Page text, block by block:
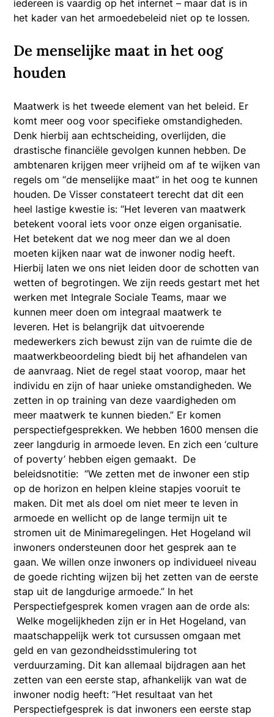
iedereen is vaardig op het internet – maar dat is in
het kader van het armoedebeleid niet op te lossen.
De menselijke maat in het oog
houden
Maatwerk is het tweede element van het beleid. Er
komt meer oog voor specifieke omstandigheden.
Denk hierbij aan echtscheiding, overlijden, die
drastische financiële gevolgen kunnen hebben. De
ambtenaren krijgen meer vrijheid om af te wijken van
regels om “de menselijke maat” in het oog te kunnen
houden. De Visser constateert terecht dat dit een
heel lastige kwestie is: “Het leveren van maatwerk
betekent vooral iets voor onze eigen organisatie.
Het betekent dat we nog meer dan we al doen
moeten kijken naar wat de inwoner nodig heeft.
Hierbij laten we ons niet leiden door de schotten van
wetten of begrotingen. We zijn reeds gestart met het
werken met Integrale Sociale Teams, maar we
kunnen meer doen om integraal maatwerk te
leveren. Het is belangrijk dat uitvoerende
medewerkers zich bewust zijn van de ruimte die de
maatwerkbeoordeling biedt bij het afhandelen van
de aanvraag. Niet de regel staat voorop, maar het
individu en zijn of haar unieke omstandigheden. We
zetten in op training van deze vaardigheden om
meer maatwerk te kunnen bieden.” Er komen
perspectiefgesprekken. We hebben 1600 mensen die
zeer langdurig in armoede leven. En zich een ‘culture
of poverty’ hebben eigen gemaakt. De
beleidsnotitie: “We zetten met de inwoner een stip
op de horizon en helpen kleine stapjes vooruit te
maken. Dit met als doel om niet meer te leven in
armoede en wellicht op de lange termijn uit te
stromen uit de Minimaregelingen. Het Hogeland wil
inwoners ondersteunen door het gesprek aan te
gaan. We willen onze inwoners op individueel niveau
de goede richting wijzen bij het zetten van de eerste
stap uit de langdurige armoede.” In het
Perspectiefgesprek komen vragen aan de orde als:
Welke mogelijkheden zijn er in Het Hogeland, van
maatschappelijk werk tot cursussen omgaan met
geld en van gezondheidsstimulering tot
verduurzaming. Dit kan allemaal bijdragen aan het
zetten van een eerste stap, afhankelijk van wat de
inwoner nodig heeft: “Het resultaat van het
Perspectiefgesprek is dat inwoners een eerste stap